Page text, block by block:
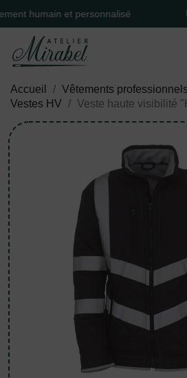
et personnalisé
Accueil Vêtements
Vestes HV
Veste haute visibilité